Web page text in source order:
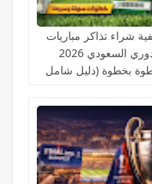
شراء تذاكر مباريات
الدوري السعودي 2026
بخطوة (دليل شامل